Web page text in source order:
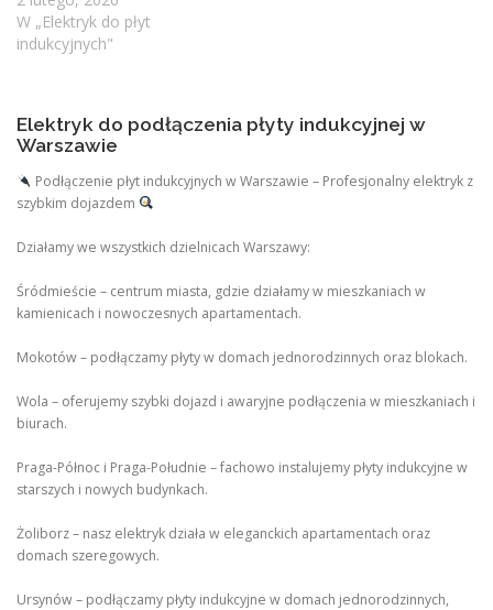
W „Elektryk do płyt
indukcyjnych"
Elektryk do podłączenia płyty indukcyjnej w
Warszawie
Podłączenie płyt indukcyjnych w Warszawie – Profesjonalny elektryk z
szybkim dojazdem
Działamy we wszystkich dzielnicach Warszawy:
Śródmieście – centrum miasta, gdzie działamy w mieszkaniach w
kamienicach i nowoczesnych apartamentach.
Mokotów – podłączamy płyty w domach jednorodzinnych oraz blokach.
Wola – oferujemy szybki dojazd i awaryjne podłączenia w mieszkaniach i
biurach.
Praga-Północ i Praga-Południe – fachowo instalujemy płyty indukcyjne w
starszych i nowych budynkach.
Żoliborz – nasz elektryk działa w eleganckich apartamentach oraz
domach szeregowych.
Ursynów – podłączamy płyty indukcyjne w domach jednorodzinnych,